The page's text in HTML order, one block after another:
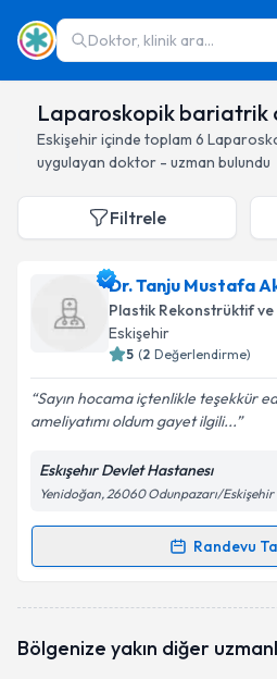
Doktor, klinik ara...
Laparoskopik bariatrik
Eskişehiriçinde toplam 6
uygulayan doktor - uzman bulundu
Filtrele
Dr. Tanju Mustafa
Plastik Rekonstrüktif
Eskişehir
5 (2 Değerlendirme)
Sayın hocama içtenlikle teşekkür
ameliyatımı oldum gayet ilgili...
Eskışehır Devlet Hastanesı
Yenidoğan, 26060 Odunpazarı/Eskişehir
Randevu
Randevu Takvimi Talebi
oluşturun. Size bu uzmandan
Bölgenize yakın diğer